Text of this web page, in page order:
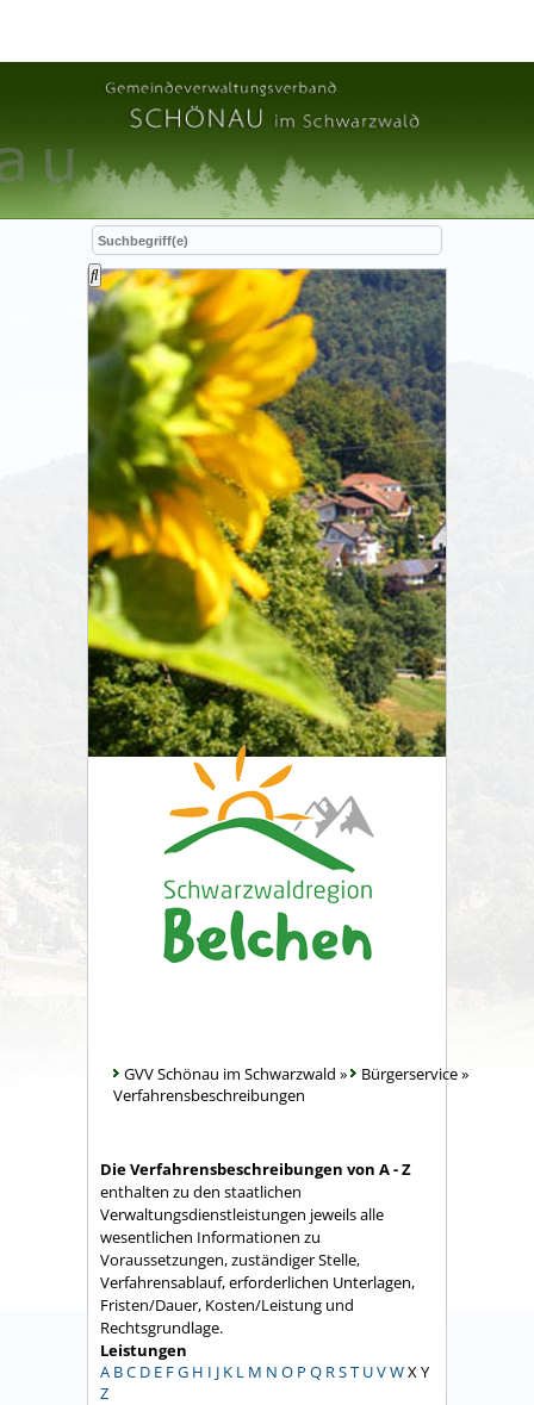
GVV Schönau im Schwarzwald » Bürgerservice»
Verfahrensbeschreibungen
Die Verfahrensbeschreibungen von A - Z
enthalten zu den staatlichen
Verwaltungsdienstleistungen jeweils alle
wesentlichen Informationen zu
Voraussetzungen, zuständiger Stelle,
Verfahrensablauf, erforderlichen Unterlagen,
Fristen/Dauer, Kosten/Leistung und
Rechtsgrundlage.
Leistungen
A BC D E FG H I J K L M N O P Q RST UVWX Y
Z